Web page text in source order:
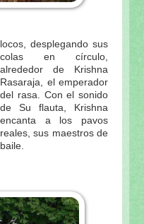
baile.